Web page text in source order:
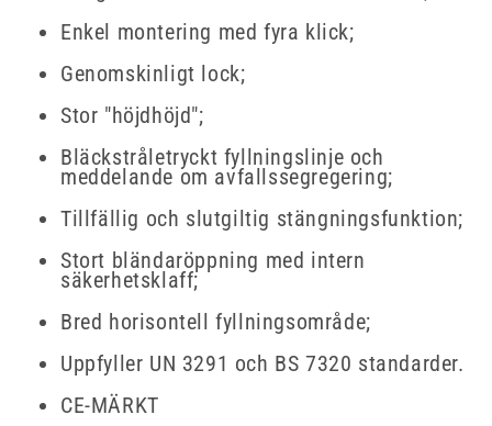
Enkel montering med fyra klick;
Genomskinligt lock;
Stor "höjdhöjd";
Bläckstråletryckt fyllningslinje och
meddelande om avfallssegregering;
Tillfällig och slutgiltig stängningsfunktion;
Stort bländaröppning med intern
säkerhetsklaff;
Bred horisontell fyllningsområde;
Uppfyller UN 3291 och BS 7320 standarder.
CE-MÄRKT